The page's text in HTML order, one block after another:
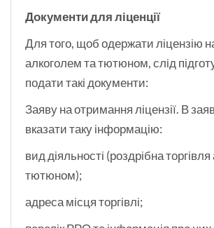
Документи для ліценції
Для того, щоб одержати ліцензію
алкоголем та тютюном, слід
подати такі документи:
Заяву на отримання ліцензії. В
вказати таку інформацію:
вид діяльності (роздрібна
тютюном);
адреса місця торгівлі;